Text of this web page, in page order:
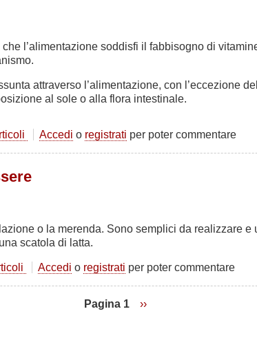
l’alimentazione soddisfi il fabbisogno di
attraverso l’alimentazione, con l’eccezione
al sole o alla flora intestinale.
Accedi o registrati per poter commentare
o la merenda. Sono semplici da realizzare e
scatola di latta.
Accedi o registrati per poter commentare
Pagina 1
Pagina
››